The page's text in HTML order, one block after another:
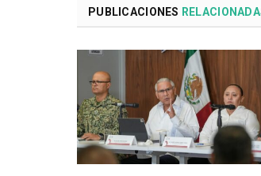
PUBLICACIONES